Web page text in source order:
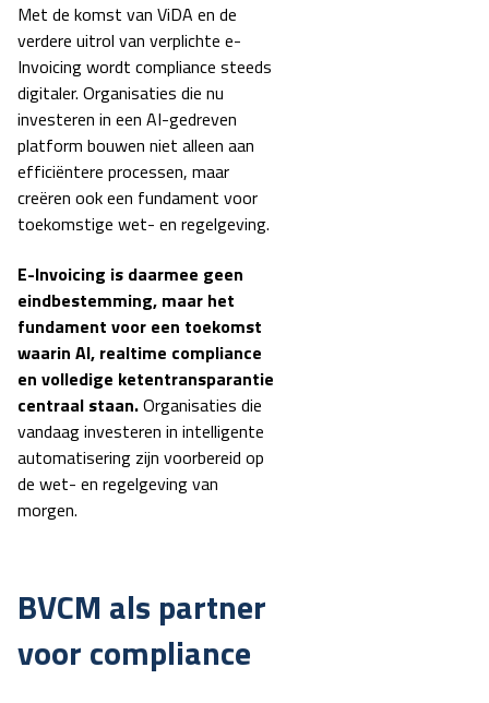
Met de komst van ViDA en de
verdere uitrol van verplichte e-
Invoicing wordt compliance steeds
digitaler. Organisaties die nu
investeren in een AI-gedreven
platform bouwen niet alleen aan
efficiëntere processen, maar
creëren ook een fundament voor
toekomstige wet- en regelgeving.
E-Invoicing is daarmee geen
eindbestemming, maar het
fundament voor een toekomst
waarin AI, realtime compliance
en volledige ketentransparantie
centraal staan.Organisaties die
vandaag investeren in intelligente
automatisering zijn voorbereid op
de wet- en regelgeving van
morgen.
BVCM als partner
voor compliance